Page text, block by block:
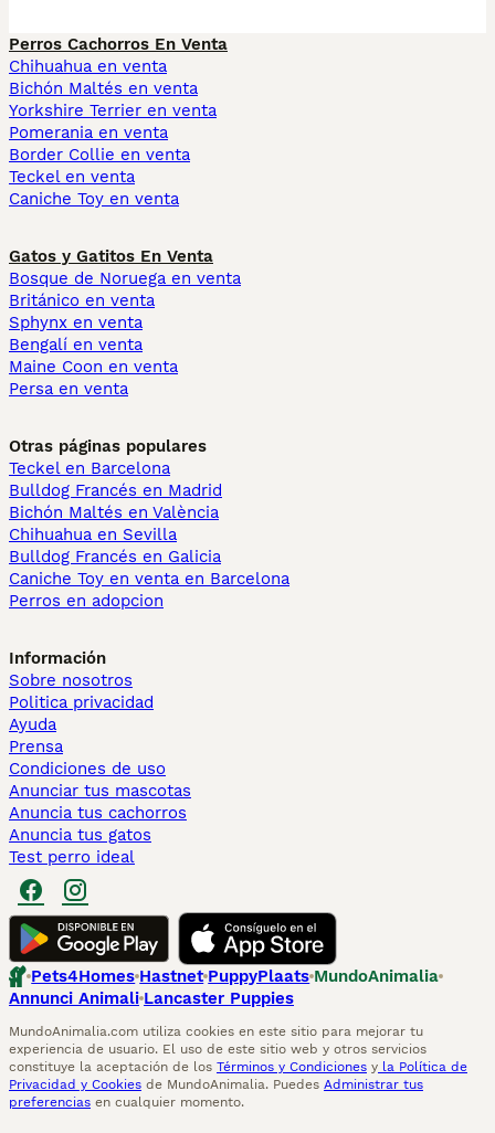
Perros Cachorros En Venta
Chihuahua en venta
Bichón Maltés en venta
Yorkshire Terrier en venta
Pomerania en venta
Border Collie en venta
Teckel en venta
Caniche Toy en venta
Gatos y Gatitos En Venta
Bosque de Noruega en venta
Británico en venta
Sphynx en venta
Bengalí en venta
Maine Coon en venta
Persa en venta
Otras páginas populares
Teckel en Barcelona
Bulldog Francés en Madrid
Bichón Maltés en València
Chihuahua en Sevilla
Bulldog Francés en Galicia
Caniche Toy en venta en Barcelona
Perros en adopcion
Información
Sobre nosotros
Politica privacidad
Ayuda
Prensa
Condiciones de uso
Anunciar tus mascotas
Anuncia tus cachorros
Anuncia tus gatos
Test perro ideal
Pets4Homes Hastnet PuppyPlaats MundoAnimalia
Annunci Animali Lancaster Puppies
MundoAnimalia.com utiliza cookies en este sitio para mejorar tu
experiencia de usuario. El uso de este sitio web y otros servicios
constituye la aceptación de los Términos y Condiciones y la Política de
Privacidad y Cookies de MundoAnimalia. Puedes Administrar tus
preferencias en cualquier momento.